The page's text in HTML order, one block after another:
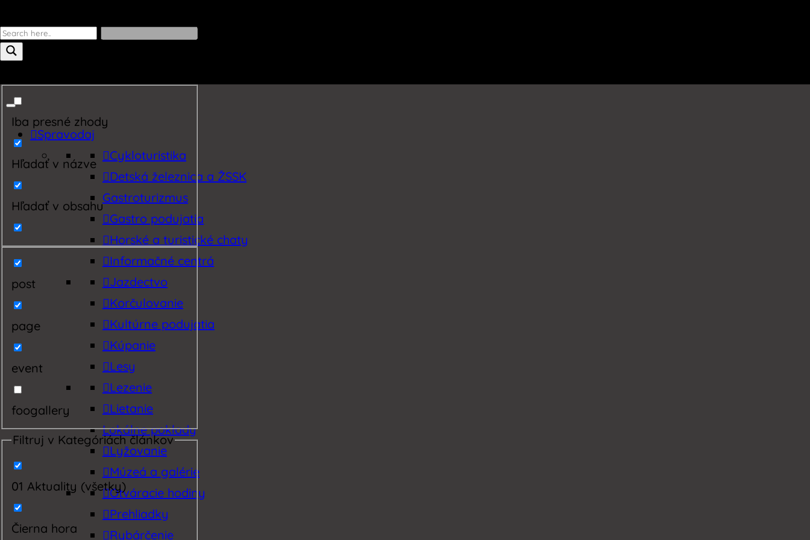
Iba presné zhody
Hľadať v názve
Hľadať v obsahu
post
page
event
foogallery
Filtruj v Kategóriách článkov
01 Aktuality (všetky)
Čierna hora
Spravodaj
Cykloturistika
Detská železnica a ŽSSK
Gastroturizmus
Gastro podujatia
Horské a turistické chaty
Informačné centrá
Jazdectvo
Korčulovanie
Kultúrne podujatia
Kúpanie
Lesy
Lezenie
Lietanie
Lokálne poklady
Lyžovanie
Múzeá a galérie
Otváracie hodiny
Prehliadky
Rybárčenie